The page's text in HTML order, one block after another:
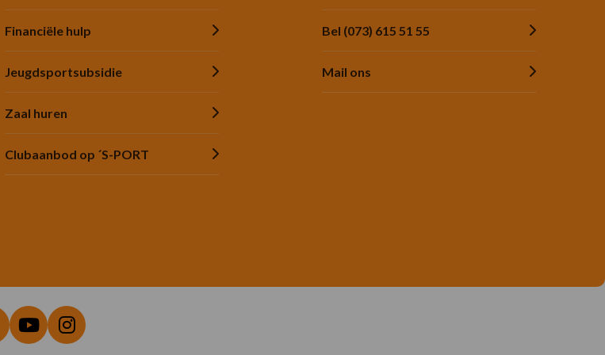
Financiële hulp
Jeugdsportsubsidie
Zaal huren
Clubaanbod op ´S-PORT
Bel (073) 615 51 55
Mail ons
Ga
Ga